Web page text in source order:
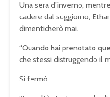
Una sera d’inverno,
cadere dal soggiorno,
dimenticherò mai.
“Quando hai prenotato
che stessi distruggendo il
Si fermò.